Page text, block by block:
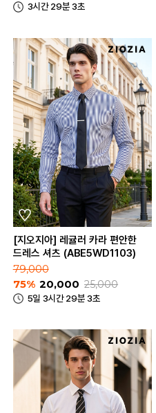
3시간 29분 3초
[지오지아] 레귤러 카라 편안한
드레스 셔츠 (ABE5WD1103)
79,000
75% 20,000 25,000
5일 3시간 29분 3초